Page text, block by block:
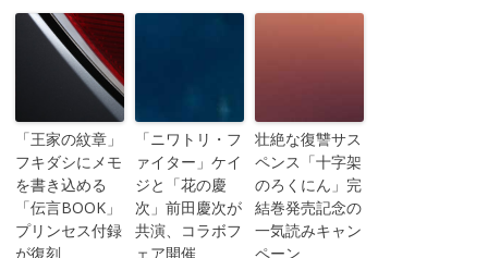
「王家の紋章」
フキダシにメモ
を書き込める
「伝言BOOK」
プリンセス付録
が復刻
「ニワトリ・フ
ァイター」ケイ
ジと「花の慶
次」前田慶次が
共演、コラボフ
ェア開催
壮絶な復讐サス
ペンス「十字架
のろくにん」完
結巻発売記念の
一気読みキャン
ペーン